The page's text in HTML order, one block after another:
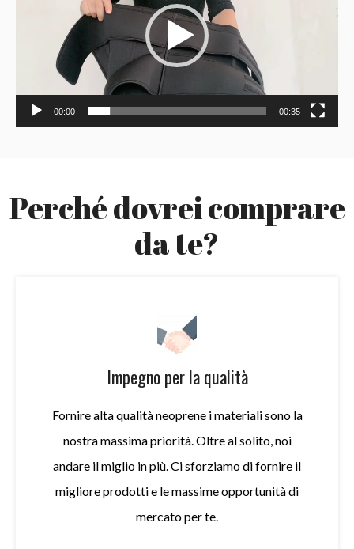
00:00 00:35
Perché dovrei comprare
da te?
Impegno per la qualità
Fornire alta qualitàneoprenei materiali sono la
nostra massima priorità. Oltre al solito, noi
andare il miglio in più. Ci sforziamo di fornire il
miglioreprodotti e le massime opportunità di
mercato per te.